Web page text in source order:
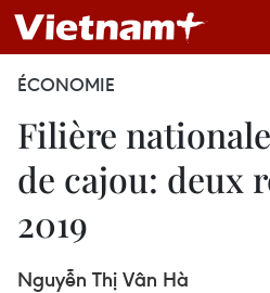
ÉCONOMIE
Filière
de cajou: deux
2019
Nguyễn Thị Vân Hà